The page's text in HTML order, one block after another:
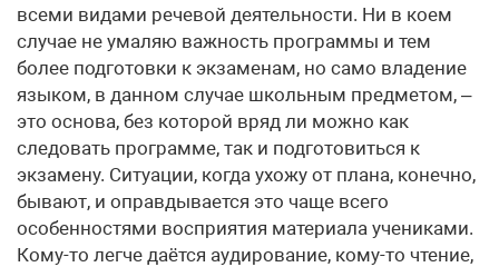
всеми видами речевой деятельности. Ни в коем
случае не умаляю важность программы и тем
более подготовки к экзаменам, но само владение
языком, в данном случае школьным предметом, –
это основа, без которой вряд ли можно как
следовать программе, так и подготовиться к
экзамену. Ситуации, когда ухожу от плана, конечно,
бывают, и оправдывается это чаще всего
особенностями восприятия материала учениками.
Кому-то легче даётся аудирование, кому-то чтение,